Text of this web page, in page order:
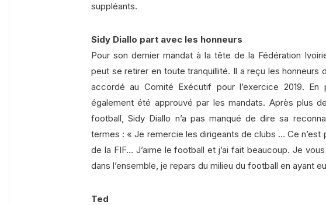
suppléants.
Sidy Diallo part avec les honneurs
Pour son dernier mandat à la tête de la Fédération
peut se retirer en toute tranquillité. Il a reçu les honneurs
accordé au Comité Exécutif pour l’exercice 2019.
également été approuvé par les mandats. Après plus
football, Sidy Diallo n’a pas manqué de dire sa
termes : « Je remercie les dirigeants de clubs … Ce
de la FIF… J’aime le football et j’ai fait beaucoup. Je
dans l’ensemble, je repars du milieu du football en ayant
Ted